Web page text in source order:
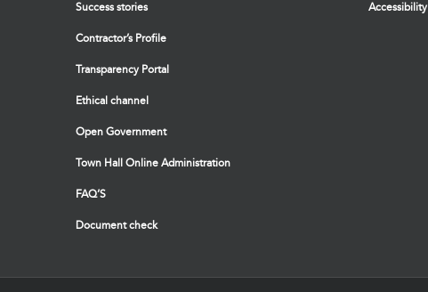
Success stories
Contractor’s Profile
Transparency Portal
Ethical channel
Open Government
Town Hall Online Administration
FAQ’S
Document check
Accessibility